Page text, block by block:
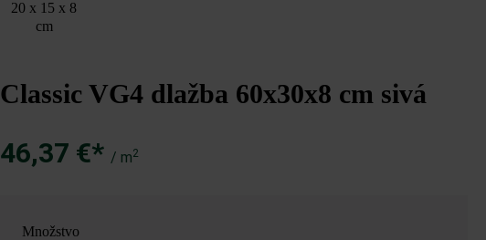
20 x 15 x 8
cm
Classic VG4 dlažba 60x30x8 cm sivá
46,37 €* / m2
Množstvo